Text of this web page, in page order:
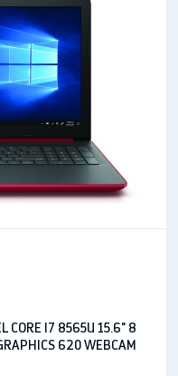
a 204 pin
CORE I7 8565U 15.6" 8
620 WEBCAM